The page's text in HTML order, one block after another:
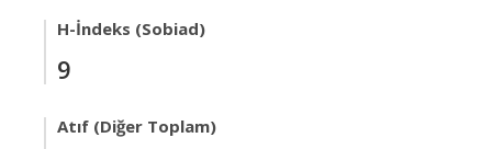
H-İndeks (Sobiad)
9
Atıf (Diğer Toplam)